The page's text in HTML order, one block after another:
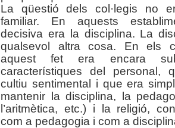
La qüestió dels col·legis no
familiar. En aquests
decisiva era la disciplina. La
qualsevol altra cosa. En els
aquest fet era encara
característiques del personal,
cultiu sentimental i que era
mantenir la disciplina, la
l’aritmètica, etc.) i la religió,
com a pedagogia i com a